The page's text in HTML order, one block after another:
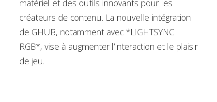
matériel et des outils innovants pour les
créateurs de contenu. La nouvelle intégration
de GHUB, notamment avec *LIGHTSYNC
RGB*, vise à augmenter l’interaction et le plaisir
de jeu.